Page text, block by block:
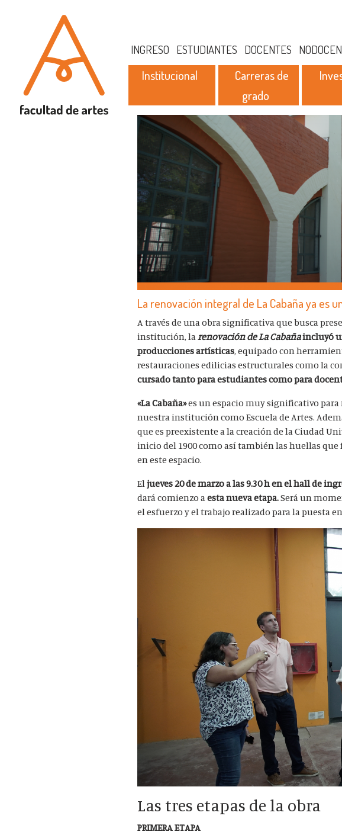
INGRESO ESTUDIANTES DOCENTES
Institucional
Carreras de
grado
La renovación integral de La Cabaña ya es
A través de una obra significativa que busca
institución, la renovación de La Cabañaincluyó
producciones artísticas, equipado con
restauraciones edilicias estructurales como la
cursado tanto para estudiantes como para
«La Cabaña»es un espacio muy significativo para
nuestra institución como Escuela de Artes.
que es preexistente a la creación de la Ciudad
inicio del 1900 como así también las huellas
en este espacio.
El jueves 20 de marzo a las 9.30 h en el hall de
dará comienzo a esta nueva etapa.Será un
el esfuerzo y el trabajo realizado para la puesta
Las tres etapas de la obra
PRIMERA ETAPA